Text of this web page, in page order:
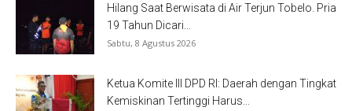
Hilang Saat Berwisata di Air Terjun Tobelo. Pria
19 Tahun Dicari...
Sabtu, 8 Agustus 2026
Ketua Komite III DPD RI: Daerah dengan Tingkat
Kemiskinan Tertinggi Harus...